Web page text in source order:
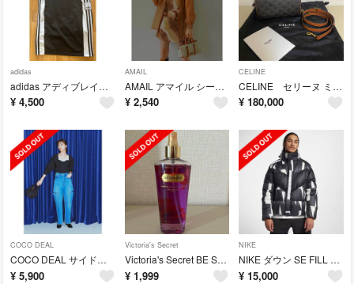
adidas
adidas アディブレイク H39022 スリットスカート Mサイズ
¥ 4,500
AMAIL
AMAIL アマイル シースルー オーバーサイズ オーガンジー シャツ
¥ 2,540
CELINE
CELINE セリーヌ ミニボストン / トリオンフキャンバス ＆カーフスキン
¥ 180,000
COCO DEAL
COCO DEAL サイドスリットデニムパンツ サイドカット ブラック
¥ 5,900
Victoria's Secret
Victoria's Secret BE SEDUCED ボディミスト 香水
¥ 1,999
NIKE
NIKE ダウン SE FILL DOWN JACKET ユニセックス 完売商品
¥ 15,000